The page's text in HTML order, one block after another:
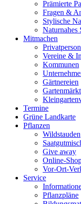
Prämierte
Fragen &
Stylische
Naturnahes
Mitmachen
Vereine &
Kommunen
Gärtnereien
Termine
Grüne Landkarte
Pflanzen
Wildstauden
Give away
Online-
Vor-Ort-
Service
Pflanzpläne